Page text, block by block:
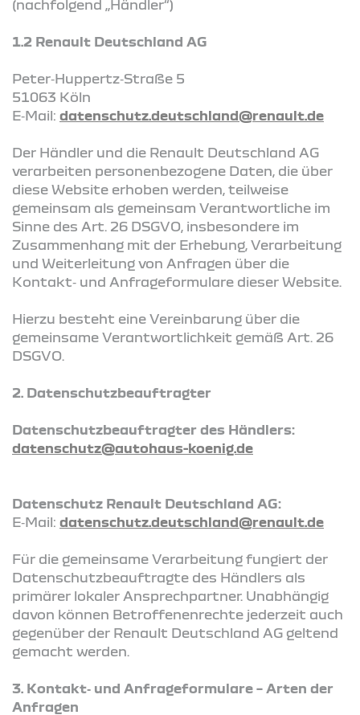
(nachfolgend „Händler“)
1.2 Renault Deutschland AG
Peter‑Huppertz‑Straße 5
51063 Köln
E‑Mail: datenschutz.deutschland@renault.de
Der Händler und die Renault Deutschland AG
verarbeiten personenbezogene Daten, die über
diese Website erhoben werden, teilweise
gemeinsam als gemeinsam Verantwortliche im
Sinne des Art. 26 DSGVO, insbesondere im
Zusammenhang mit der Erhebung, Verarbeitung
und Weiterleitung von Anfragen über die
Kontakt‑ und Anfrageformulare dieser Website.
Hierzu besteht eine Vereinbarung über die
gemeinsame Verantwortlichkeit gemäß Art. 26
DSGVO.
2. Datenschutzbeauftragter
Datenschutzbeauftragter des Händlers:
datenschutz@autohaus-koenig.de
Datenschutz Renault Deutschland AG:
E‑Mail: datenschutz.deutschland@renault.de
Für die gemeinsame Verarbeitung fungiert der
Datenschutzbeauftragte des Händlers als
primärer lokaler Ansprechpartner. Unabhängig
davon können Betroffenenrechte jederzeit auch
gegenüber der Renault Deutschland AG geltend
gemacht werden.
3. Kontakt‑ und Anfrageformulare – Arten der
Anfragen